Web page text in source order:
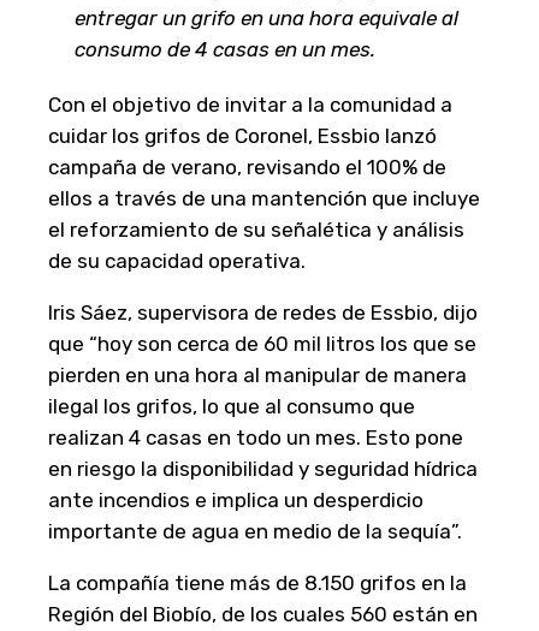
entregar un grifo en una hora equivale al
consumo de 4 casas en un mes.
Con el objetivo de invitar a la comunidad a
cuidar los grifos de Coronel, Essbio lanzó
campaña de verano, revisando el 100% de
ellos a través de una mantención que incluye
el reforzamiento de su señalética y análisis
de su capacidad operativa.
Iris Sáez, supervisora de redes de Essbio, dijo
que “hoy son cerca de 60 mil litros los que se
pierden en una hora al manipular de manera
ilegal los grifos, lo que al consumo que
realizan 4 casas en todo un mes. Esto pone
en riesgo la disponibilidad y seguridad hídrica
ante incendios e implica un desperdicio
importante de agua en medio de la sequía”.
La compañía tiene más de 8.150 grifos en la
Región del Biobío, de los cuales 560 están en